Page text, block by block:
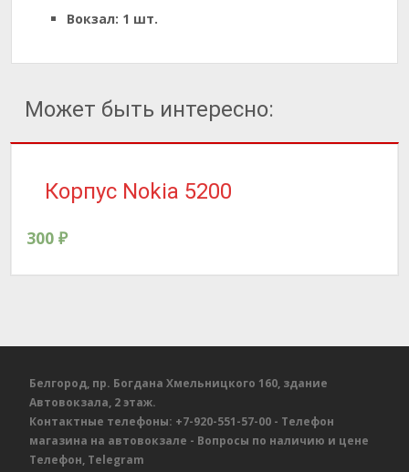
Вокзал: 1 шт.
Может быть интересно:
Корпус Nokia 5200
300 ₽
Белгород, пр. Богдана Хмельницкого 160, здание
Автовокзала, 2 этаж.
Контактные телефоны: +7-920-551-57-00 - Телефон
магазина на автовокзале - Вопросы по наличию и цене
Телефон, Telegram